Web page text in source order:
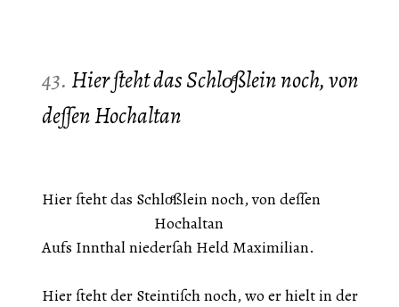
43. Hier ſteht das Schloͤßlein noch, von
deſſen Hochaltan
Hier ſteht das Schloͤßlein noch, von deſſen
Hochaltan
Aufs Innthal niederſah Held Maximilian.
Hier ſteht der Steintiſch noch, wo er hielt in der